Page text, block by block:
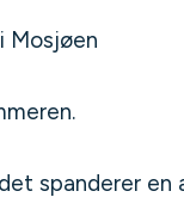
Mosjøen
spanderer en